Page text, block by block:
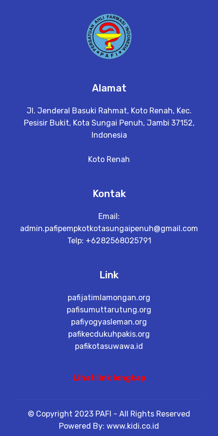
Alamat
Jl. Jenderal Basuki Rahmat, Koto Renah, Kec.
Pesisir Bukit, Kota Sungai Penuh, Jambi 37152,
Indonesia
Koto Renah
Kontak
Email:
admin.pafipempkotkotasungaipenuh@gmail.com
Telp: +6282568025791
Link
pafijatimlamongan.org
pafisumuttarutung.org
pafiyogyasleman.org
pafikecdukuhpakis.org
pafikotasuwawa.id
Lihat link lengkap
© Copyright 2023 PAFI - All Rights Reserved
Powered By: www.kidi.co.id